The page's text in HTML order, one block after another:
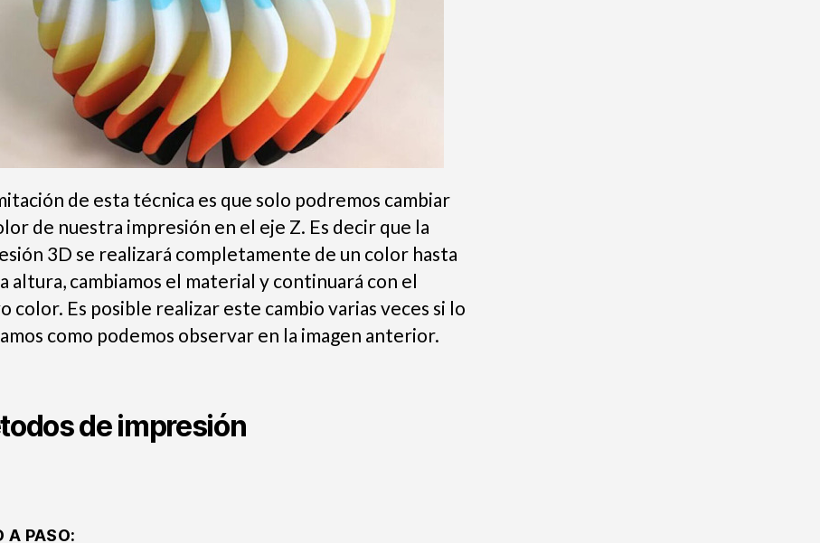
de esta técnica es que solo podremos cambiar
de nuestra impresión en el eje Z. Es decir que la
3D se realizará completamente de un color hasta
altura, cambiamos el material y continuará con el
color. Es posible realizar este cambio varias veces si lo
como podemos observar en la imagen anterior.
de impresión
A PASO: